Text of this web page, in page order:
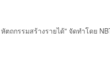
ถกรรมสร้างรายได้" จัดทำโดย